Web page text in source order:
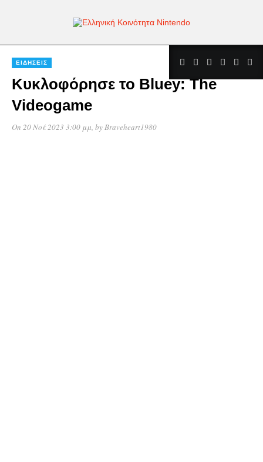
ΕΙΔΉΣΕΙΣ
Κυκλοφόρησε το Bluey: The
Videogame
On 20 Νοέ 2023 3:00 μμ, byBraveheart1980